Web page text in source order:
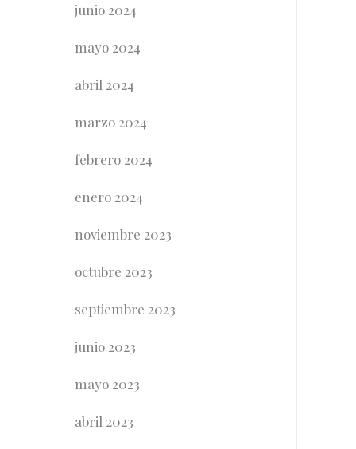
junio 2024
mayo 2024
abril 2024
marzo 2024
febrero 2024
enero 2024
noviembre 2023
octubre 2023
septiembre 2023
junio 2023
mayo 2023
abril 2023